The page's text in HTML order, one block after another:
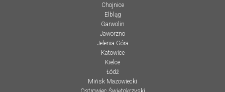
Chojnice
Elbląg
Garwolin
Jaworzno
Jelenia Góra
Katowice
Kielce
Łódź
Mińsk Mazowiecki